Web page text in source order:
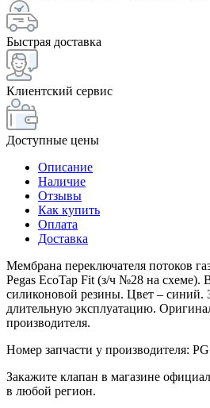
Быстрая доставка
Клиентский сервис
Доступные цены
Описание
Наличие
Отзывы
Как купить
Оплата
Доставка
Мембрана переключателя потоков
Pegas EcoTap Fit (з/ч №28 на схеме).
силиконовой резины. Цвет – синий.
длительную эксплуатацию.
производителя.
Номер запчасти у производителя:
Закажите клапан в магазине
в любой регион.